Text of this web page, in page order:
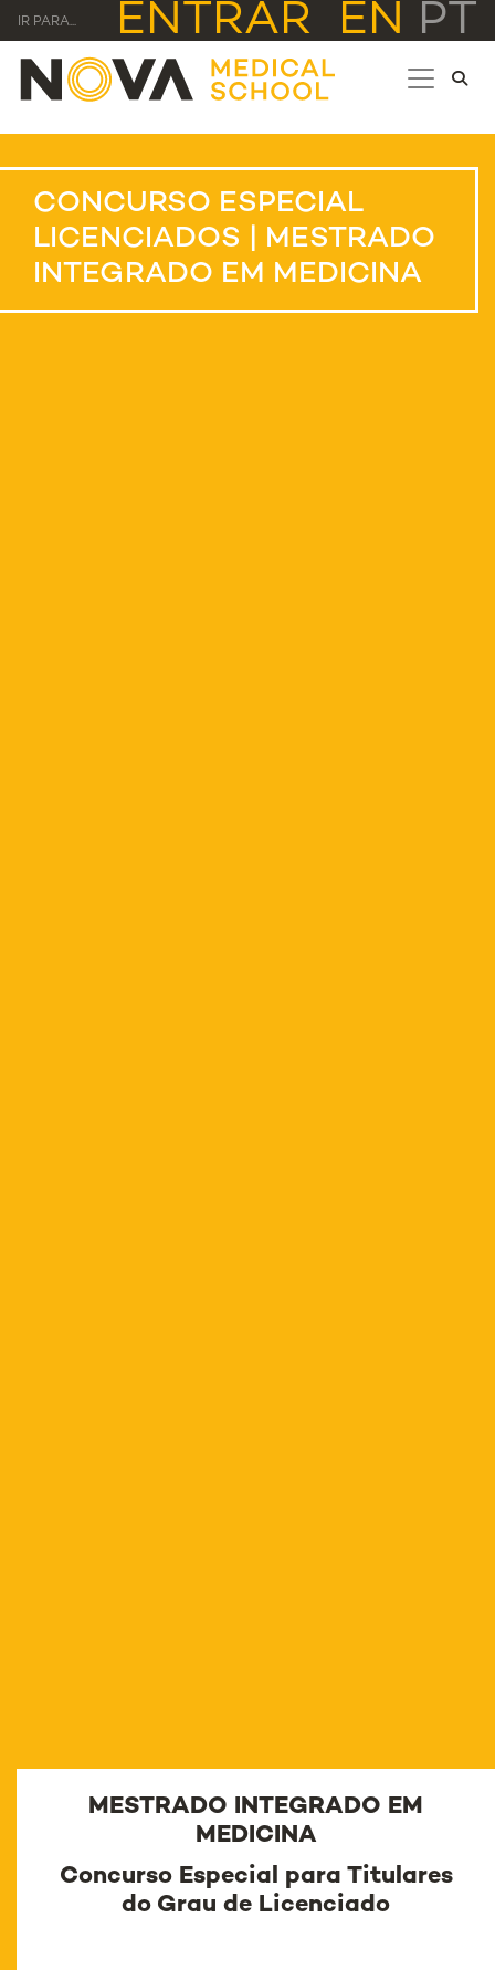
IR PARA... ENTRAR EN PT
CONCURSO ESPECIAL
LICENCIADOS | MESTRADO
INTEGRADO EM MEDICINA
MESTRADO INTEGRADO EM
MEDICINA
Concurso Especial para Titulares
do Grau de Licenciado